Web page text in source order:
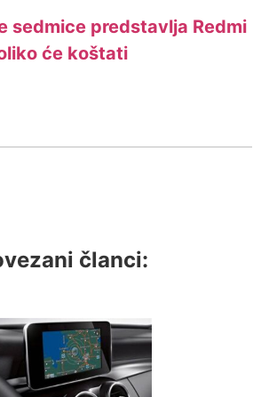
sedmice predstavlja Redmi
će koštati
članci: